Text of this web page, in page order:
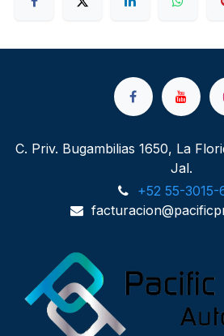
C. Priv. Bugambilias 1650, La
Jal.
+52 55-3015-